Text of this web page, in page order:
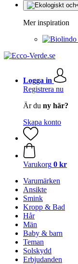
Mer inspiration
Logga in
Registrera nu
Är du ny här?
Skapa konto
Varukorg 0 kr
Varumärken
Ansikte
Smink
Kropp & Bad
Hår
Män
Baby & barn
Teman
Solskydd
Erbjudanden